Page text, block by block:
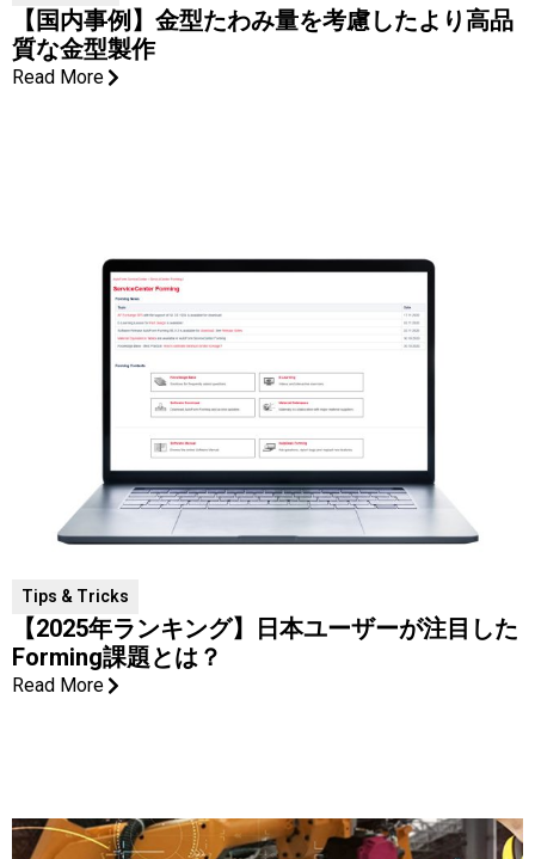
【国内事例】金型たわみ量を考慮したより高品
質な金型製作
Read More
Tips & Tricks
【2025年ランキング】日本ユーザーが注目した
Forming課題とは？
Read More